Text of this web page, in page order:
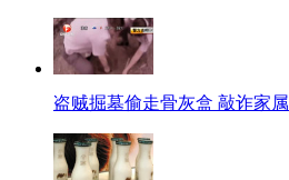
盗贼掘墓偷走骨灰盒 敲诈家属